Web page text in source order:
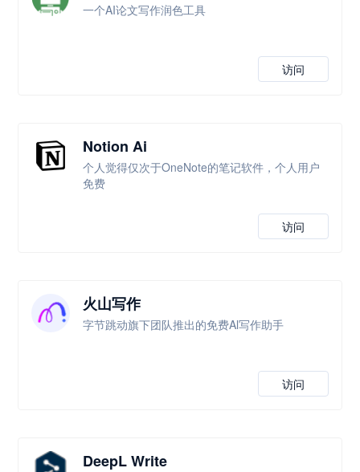
一个AI论文写作润色工具
访问
Notion Ai
个人觉得仅次于OneNote的笔记软件，个人用户
免费
访问
火山写作
字节跳动旗下团队推出的免费Al写作助手
访问
DeepL Write